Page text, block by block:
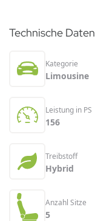
Technische Daten
Kategorie
Limousine
Leistung in PS
156
Treibstoff
Hybrid
Anzahl Sitze
5